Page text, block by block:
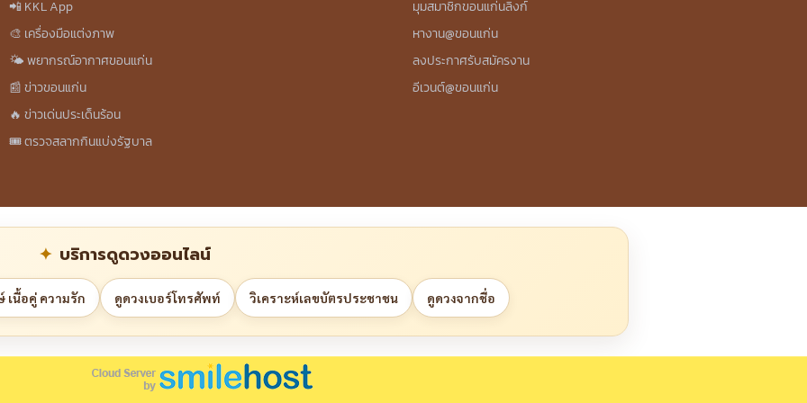
📲 KKL App
🎨 เครื่องมือแต่งภาพ
🌤️ พยากรณ์อากาศขอนแก่น
📰 ข่าวขอนแก่น
🔥 ข่าวเด่นประเด็นร้อน
🎟️ ตรวจสลากกินแบ่งรัฐบาล
มุมสมาชิกขอนแก่นลิงก์
หางาน@ขอนแก่น
ลงประกาศรับสมัครงาน
อีเวนต์@ขอนแก่น
บริการดูดวงออนไลน์
เนื้อคู่ ความรัก ดูดวงเบอร์โทรศัพท์ วิเคราะห์เลขบัตรประชาชน ดูดวงจากชื่อ